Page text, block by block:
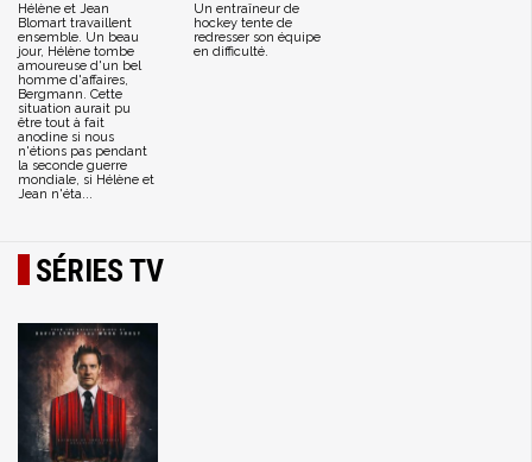
Hélène et Jean
Blomart travaillent
ensemble. Un beau
jour, Hélène tombe
amoureuse d'un bel
homme d'affaires,
Bergmann. Cette
situation aurait pu
être tout à fait
anodine si nous
n'étions pas pendant
la seconde guerre
mondiale, si Hélène et
Jean n'éta...
Un entraîneur de
hockey tente de
redresser son équipe
en difficulté.
SÉRIES TV